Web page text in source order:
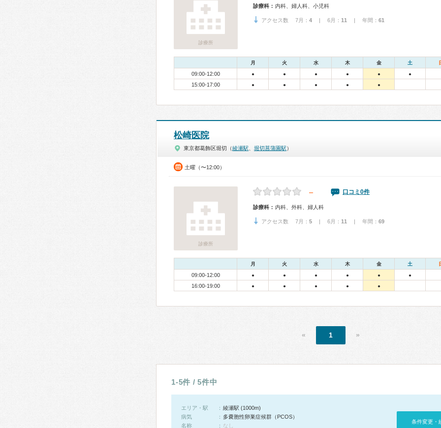
診療所
診療科： 内科、婦人科、小児科
アクセス数 7月： 4 | 6月： 11 | 年間： 61
月 火 水 木 金 土
09:00-12:00 ● ● ● ● ● ●
15:00-17:00 ● ● ● ● ●
松崎医院
東京都葛飾区堀切（綾瀬駅 堀切菖蒲園駅 ）
土曜（〜12:00）
診療所
－ 口コミ0件
診療科： 内科、外科、婦人科
アクセス数 7月： 5 | 6月： 11 | 年間： 69
月 火 水 木 金 土
09:00-12:00 ● ● ● ● ● ●
16:00-19:00 ● ● ● ● ●
« 1 »
1-5件 / 5件中
エリア・駅
綾瀬駅 (1000m)
病気
多嚢胞性卵巣症候群（PCOS）
名称
なし
条件変更・